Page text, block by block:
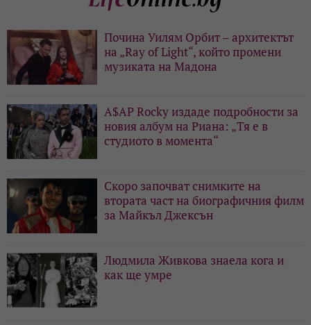
Почина Уилям Орбит – архитектът
на „Ray of Light“, който промени
музиката на Мадона
A$AP Rocky издаде подробности за
новия албум на Риана: „Тя е в
студиото в момента“
Скоро започват снимките на
втората част на биографичния филм
за Майкъл Джексън
Людмила Живкова знаела кога и
как ще умре